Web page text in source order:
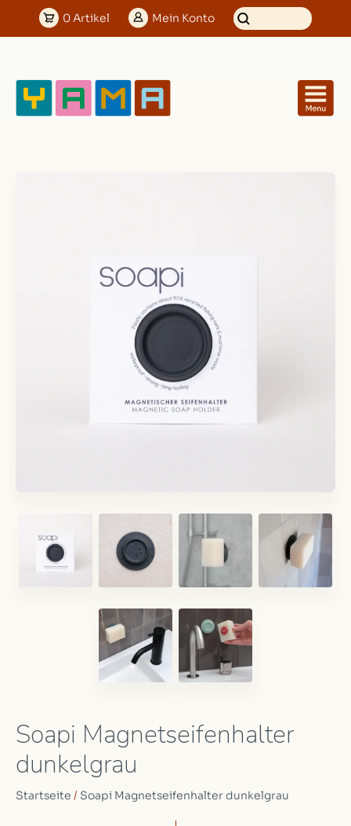
0Artikel Mein Konto
Soapi Magnetseifenhalter
dunkelgrau
Startseite / Soapi Magnetseifenhalter dunkelgrau